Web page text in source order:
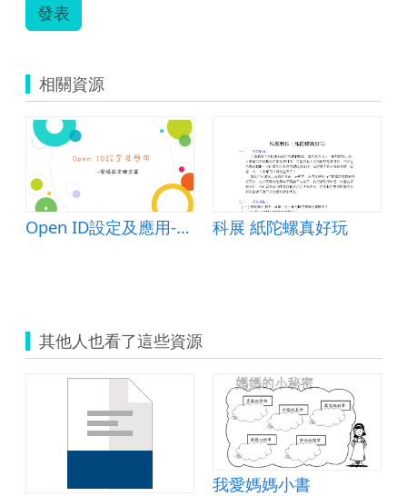
發表
相關資源
Open ID設定及應用-密碼設定概念篇
科展 紙陀螺真好玩
其他人也看了這些資源
我愛媽媽小書